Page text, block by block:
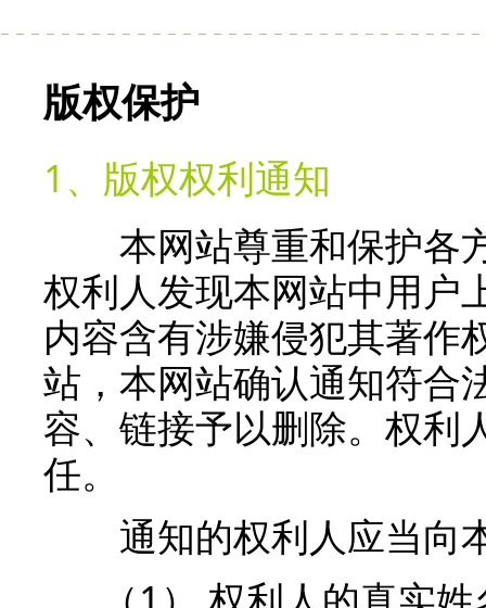
版权保护
1、版权权利通知
本网站尊重和保护各
权利人发现本网站中用户
内容含有涉嫌侵犯其著作
站，本网站确认通知符合
容、链接予以删除。权利
任。
通知的权利人应当向